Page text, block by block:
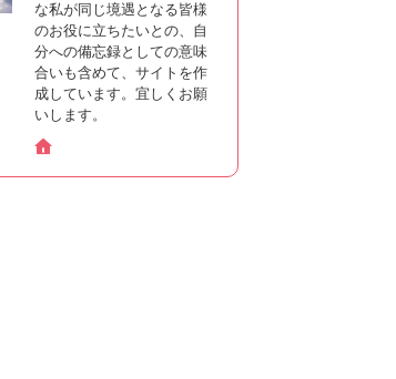
な私が同じ境遇となる皆様
のお役に立ちたいとの、自
分への備忘録としての意味
合いも含めて、サイトを作
成しています。宜しくお願
いします。